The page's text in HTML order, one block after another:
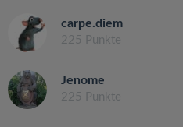
carpe.diem
225 Punkte
Jenome
225 Punkte